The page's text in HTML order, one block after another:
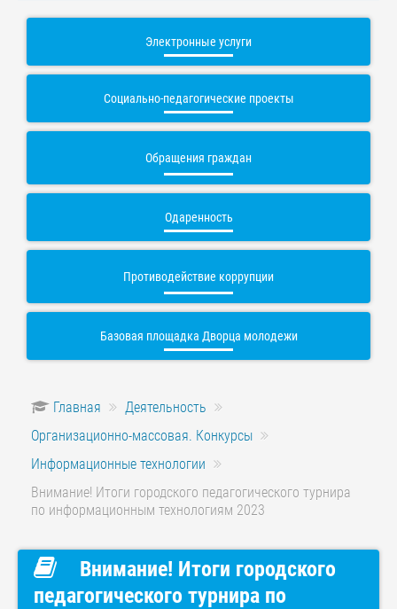
Электронные услуги
Социально-педагогические проекты
Обращения граждан
Одаренность
Противодействие коррупции
Базовая площадка Дворца молодежи
Главная
Деятельность
Организационно-массовая. Конкурсы
Информационные технологии
Внимание! Итоги городского педагогического турнира
по информационным технологиям 2023
Внимание! Итоги городского
педагогического турнира по